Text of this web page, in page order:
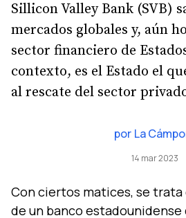
Sillicon Valley Bank (SVB)
mercados globales y, aún
sector financiero de
contexto, es el Estado el
al rescate del sector
por La
14 mar 2023
Con ciertos matices, se trata
de un banco estadounidense